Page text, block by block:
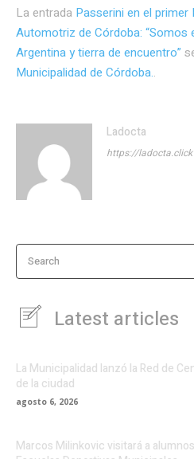
La entrada Passerini en el
Automotriz de Córdoba:
Argentina y tierra de encuentro”
Municipalidad de Córdoba..
Ladocta
https://ladocta.click
Search
Latest articles
La Municipalidad lanzó la Red de
de la ciudad
agosto 6, 2026
Marcos Milinkovic visitará a